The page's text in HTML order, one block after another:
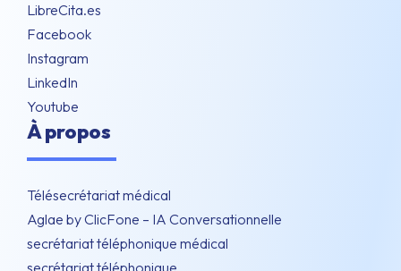
LibreCita.es
Facebook
Instagram
LinkedIn
Youtube
À propos
Télésecrétariat médical
Aglae by ClicFone – IA Conversationnelle
secrétariat téléphonique médical